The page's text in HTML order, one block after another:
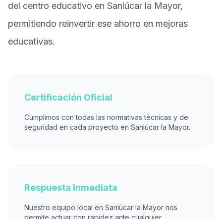
del centro educativo en Sanlúcar la Mayor,
permitiendo reinvertir ese ahorro en mejoras
educativas.
Certificación Oficial
Cumplimos con todas las normativas técnicas y de
seguridad en cada proyecto en Sanlúcar la Mayor.
Respuesta Inmediata
Nuestro equipo local en Sanlúcar la Mayor nos
permite actuar con rapidez ante cualquier